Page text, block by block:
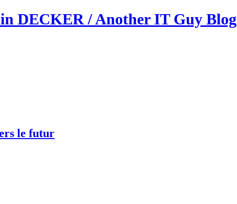
DECKER / Another IT Guy Blog
le futur